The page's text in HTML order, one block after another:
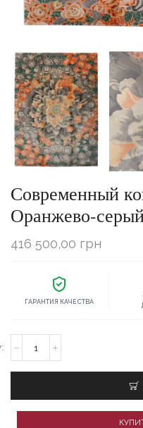
Современный
Оранжево-
416 500,00 грн
ГАРАНТИЯ КАЧЕСТВА
товара
Оранжево-